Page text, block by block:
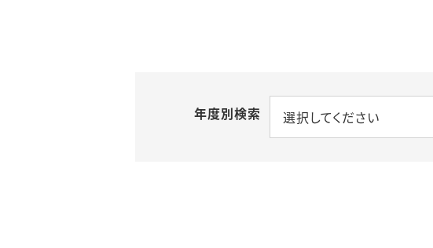
年度別検索 選択してください